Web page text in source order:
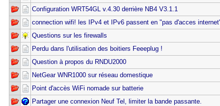
Configuration WRT54GL v.4.30 derrière NB4 V3.1.1
connection wifi! les IPv4 et IPv6 passent en "pas d'acces
Questions sur les firewalls
Perdu dans l'utilisation des boitiers Feeeplug !
Question à propos du RNDU2000
NetGear WNR1000 sur réseau domestique
Point d'accès WiFi nomade sur batterie
Partager une connexion Neuf Tel, limiter la bande passante.